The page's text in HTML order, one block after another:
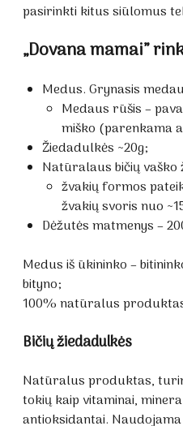
pasirinkti kitus siūlomus
„Dovana mamai”
Medus. Grynasis
Medaus rūšis –
miško (parenkama
Žiedadulkės ~20g;
Natūralaus bičių vaško
žvakių formos
žvakių svoris nuo
Dėžutės matmenys –
Medus iš ūkininko –
bityno;
100% natūralus
Bičių žiedadulkės
Natūralus produktas,
tokių kaip vitaminai,
antioksidantai.